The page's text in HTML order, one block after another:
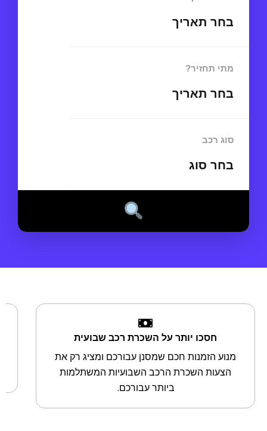
בחר תאריך
מתי תחזיר?
בחר תאריך
סוג רכב
בחר סוג
חסכו יותר על השכרת רכב שבועית
מנוע הזמנות חכם שמסנן עבורכם ומציג רק את
הצעות השכרת הרכב השבועיות המשתלמות
ביותר עבורכם.